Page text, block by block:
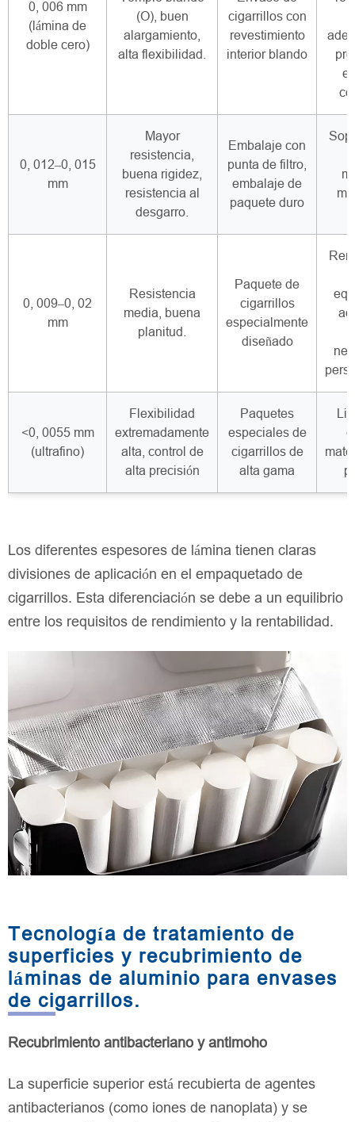
0, 006 mm
(lámina de
doble cero)
(O), buen
alargamiento,
alta flexibilidad.
cigarrillos con
revestimiento
interior blando
0, 012–0, 015
mm
Mayor
resistencia,
buena rigidez,
resistencia al
desgarro.
Embalaje con
punta de filtro,
embalaje de
paquete duro
0, 009–0, 02
mm
Resistencia
media, buena
planitud.
Paquete de
cigarrillos
especialmente
diseñado
<0, 0055 mm
(ultrafino)
Flexibilidad
extremadamente
alta, control de
alta precisión
Paquetes
especiales de
cigarrillos de
alta gama
Los diferentes espesores de lámina tienen claras
divisiones de aplicación en el empaquetado de
cigarrillos. Esta diferenciación se debe a un equilibrio
entre los requisitos de rendimiento y la rentabilidad.
Tecnología de tratamiento de
superficies y recubrimiento de
láminas de aluminio para envases
de cigarrillos.
Recubrimiento antibacteriano y antimoho
La superficie superior está recubierta de agentes
antibacterianos (como iones de nanoplata) y se